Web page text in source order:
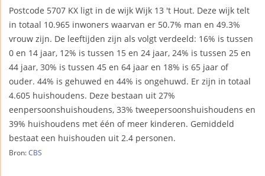
Postcode 5707 KX ligt in de wijk Wijk 13 't Hout. Deze wijk telt
in totaal 10.965 inwoners waarvan er 50.7% man en 49.3%
vrouw zijn. De leeftijden zijn als volgt verdeeld: 16% is tussen
0 en 14 jaar, 12% is tussen 15 en 24 jaar, 24% is tussen 25 en
44 jaar, 30% is tussen 45 en 64 jaar en 18% is 65 jaar of
ouder. 44% is gehuwed en 44% is ongehuwd. Er zijn in totaal
4.605 huishoudens. Deze bestaan uit 27%
eenpersoonshuishoudens, 33% tweepersoonshuishoudens en
39% huishoudens met één of meer kinderen. Gemiddeld
bestaat een huishouden uit 2.4 personen.
Bron: CBS